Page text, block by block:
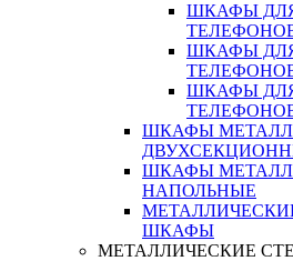
ШКАФЫ
ШКАФЫ
ТЕЛЕФОНОВ
ШКАФЫ
ШКАФЫ
ШКАФЫ
НАПОЛЬНЫЕ
ШКАФЫ
МЕТАЛЛИЧЕСКИЕ